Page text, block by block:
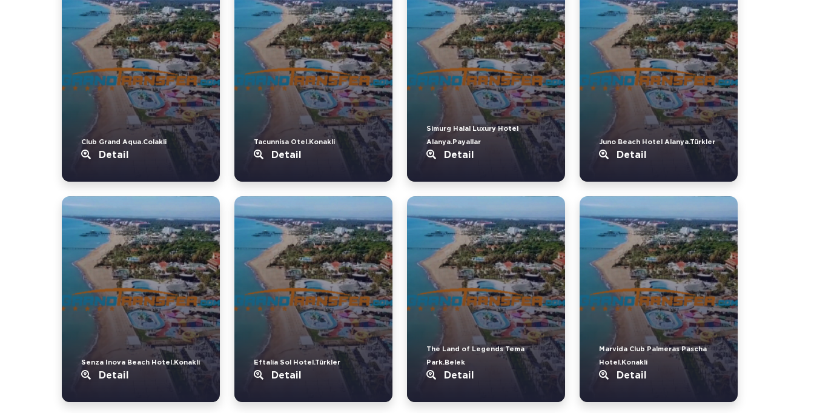
Club Grand Aqua.Colakli
Detail
Tacunnisa Otel.Konakli
Detail
Simurg Halal Luxury Hotel
Alanya.Payallar
Detail
Juno Beach Hotel Alanya.Türkler
Detail
Senza Inova Beach Hotel.Konakli
Detail
Eftalia Sol Hotel.Türkler
Detail
The Land of Legends Tema
Park.Belek
Detail
Marvida Club Palmeras Pascha
Hotel.Konakli
Detail